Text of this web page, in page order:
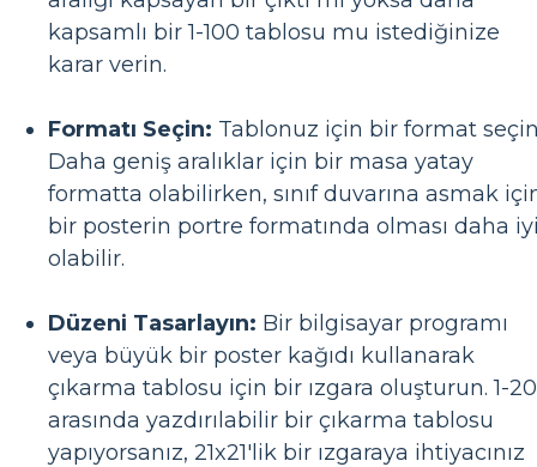
kapsamlı bir 1-100 tablosu mu istediğinize
karar verin.
Formatı Seçin: Tablonuz için bir format
Daha geniş aralıklar için bir masa yatay
formatta olabilirken, sınıf duvarına asmak
bir posterin portre formatında olması daha
olabilir.
Düzeni Tasarlayın: Bir bilgisayar programı
veya büyük bir poster kağıdı kullanarak
çıkarma tablosu için bir ızgara oluşturun. 1-20
arasında yazdırılabilir bir çıkarma tablosu
yapıyorsanız, 21x21'lik bir ızgaraya ihtiyacınız